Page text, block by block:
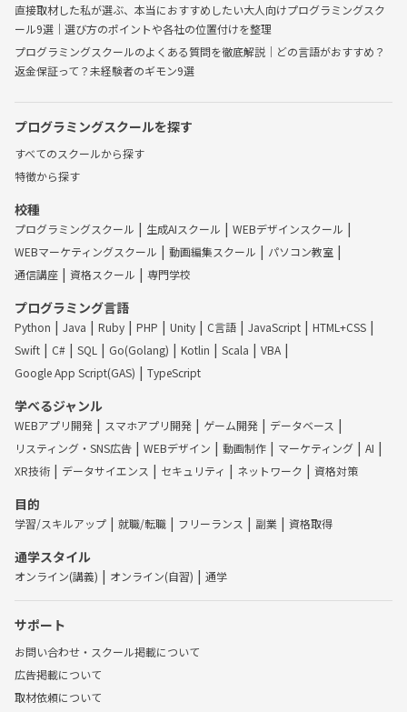
直接取材した私が選ぶ、本当におすすめしたい大人向けプログラミングスク
ール9選｜選び方のポイントや各社の位置付けを整理
プログラミングスクールのよくある質問を徹底解説｜どの言語がおすすめ？
返金保証って？未経験者のギモン9選
プログラミングスクールを探す
すべてのスクールから探す
特徴から探す
校種
プログラミングスクール 生成AIスクール
WEBデザインスクール
WEBマーケティングスクール
動画編集スクール
パソコン教室
通信講座
資格スクール 専門学校
プログラミング言語
Python Java Ruby PHP Unity C言語 JavaScript
HTML+CSS
Swift
C# SQL Go(Golang) Kotlin Scala
VBA
Google App Script(GAS)
TypeScript
学べるジャンル
WEBアプリ開発 スマホアプリ開発 ゲーム開発
データベース
リスティング・SNS広告
WEBデザイン 動画制作 マーケティング
AI
XR技術
データサイエンス セキュリティ ネットワーク 資格対策
目的
学習/スキルアップ 就職/転職 フリーランス 副業 資格取得
通学スタイル
オンライン(講義) オンライン(自習) 通学
サポート
お問い合わせ・スクール掲載について
広告掲載について
取材依頼について